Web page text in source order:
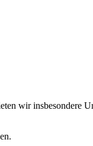
wir insbesondere